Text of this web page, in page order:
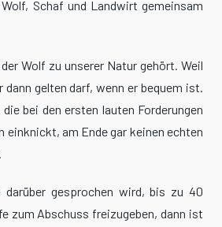
Schaf und Landwirt gemeinsam
Wolf zu unserer Natur gehört. Weil
gelten darf, wenn er bequem ist.
bei den ersten lauten Forderungen
einknickt, am Ende gar keinen echten
darüber gesprochen wird, bis zu 40
zum Abschuss freizugeben, dann ist